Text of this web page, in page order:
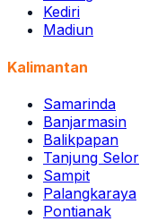
Kediri
Madiun
Kalimantan
Samarinda
Banjarmasin
Balikpapan
Tanjung Selor
Sampit
Palangkaraya
Pontianak